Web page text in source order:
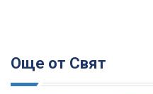
Още от Свят